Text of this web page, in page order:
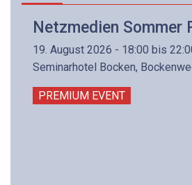
Netzmedien Sommer
19. August 2026 - 18:00 bis
Seminarhotel Bocken,
PREMIUM EVENT